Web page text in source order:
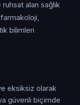
alan sağlık
bilimleri
eksiksiz olarak
güvenli biçimde